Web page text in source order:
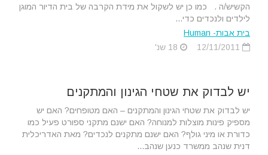
הקשיש/ה . כמו כן יש לשקול את מידת הקרבה של בית הדיור המוגן
לילדים ולנכדים כדי...
בית אבות- Human
יש לבדוק את שטחי הגינון והמתקנים
יש לבדוק את שטחי הגינון והמתקנים – האם מטופחים? האם יש
מספיק פינות מוצלות למנוחה? האם ישנם מתקני ספורט פעיל כמו
כדורת או מיני גולף? האם ישנם מתקנים לנכדים? מאת האדריכלית
דנית שנהב ממשרד כנען שנהב...